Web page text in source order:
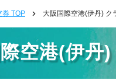
券 TOP 大阪国際空港(伊丹) ク
空港(伊丹